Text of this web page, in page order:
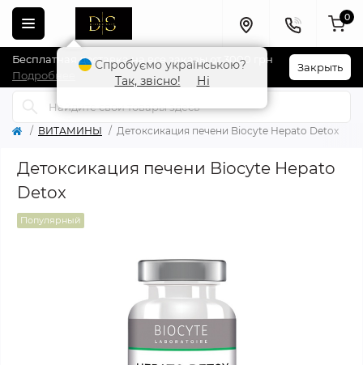
Бесплатная доставка на все заказы от 3000 грн
Подробнее
Закрыть
0
ВИТАМИНЫ Детоксикация печени Biocyte Hepato Detox
Детоксикация печени Biocyte Hepato
Detox
Популярный
Спробуємо українською?
Так, звісно!
Ні